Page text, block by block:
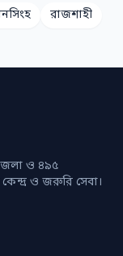
রাজশাহী
ও ৪৯৫
ও জরুরি সেবা।